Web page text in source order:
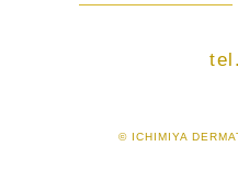
© ICHIMIYA